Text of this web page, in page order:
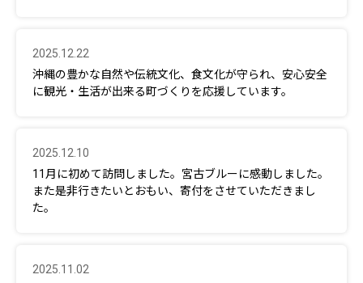
2025.12.22
沖縄の豊かな自然や伝統文化、食文化が守られ、安心安全
に観光・生活が出来る町づくりを応援しています。
2025.12.10
11月に初めて訪問しました。宮古ブルーに感動しました。
また是非行きたいとおもい、寄付をさせていただきまし
た。
2025.11.02